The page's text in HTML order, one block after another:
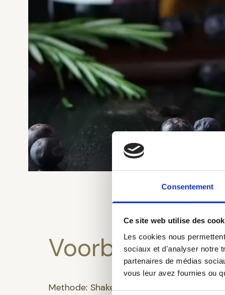
Consentement
Ce site web utilise des
Les cookies nous
sociaux et d'analyser notre
partenaires de médias
vous leur avez fournies ou
Voorbereiding
Methode: Shaker